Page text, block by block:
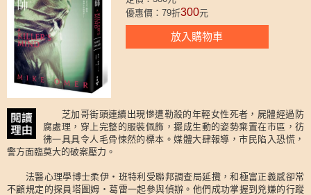
優惠價：79折300元
放入購物車
芝加哥街頭連續出現慘遭勒殺的年輕女性死者，屍體經過防
腐處理，穿上完整的服裝佩飾，擺成生動的姿勢棄置在市區，彷
彿一具具令人毛骨悚然的標本。媒體大肆報導，市民陷入恐慌，
警方面臨莫大的破案壓力。
法醫心理學博士柔伊‧班特利受聯邦調查局延攬，和極富正義感卻常
不顧規定的探員塔圖姆‧葛雷一起參與偵辦。他們成功掌握到兇嫌的行蹤